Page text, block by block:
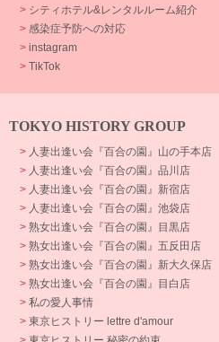
> シティホテル&レンタルルーム紹介
> 感染症予防への対応
> instagram
> TikTok
TOKYO HISTORY GROUP
> 人妻出逢い会『百合の園』山の手本店
> 人妻出逢い会『百合の園』品川店
> 人妻出逢い会『百合の園』新宿店
> 人妻出逢い会『百合の園』池袋店
> 熟女出逢い会『百合の園』目黒店
> 熟女出逢い会『百合の園』五反田店
> 熟女出逢い会『百合の園』新大久保店
> 熟女出逢い会『百合の園』目白店
> 私の愛人事情
> 東京ヒストリー lettre d'amour